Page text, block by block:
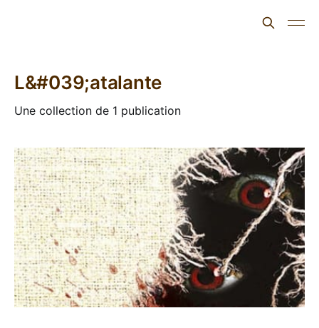
L&#039;atalante
Une collection de 1 publication